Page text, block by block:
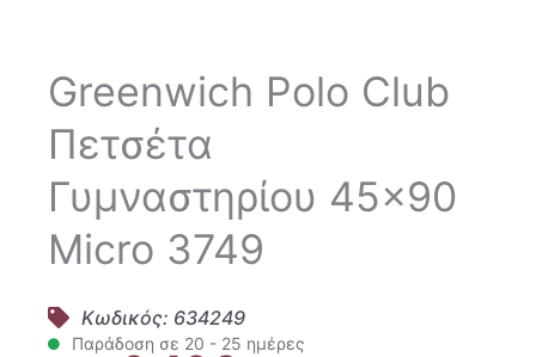
Greenwich Polo Club
Πετσέτα
Γυμναστηρίου 45×90
Micro 3749
Κωδικός: 634249
Παράδοση σε 20 - 25 ημέρες